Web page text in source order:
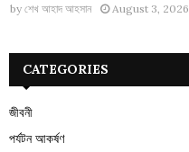
by শেখ আহাদ আহসান August 3, 2026
CATEGORIES
জীবনী
পর্যটন আকর্ষণ